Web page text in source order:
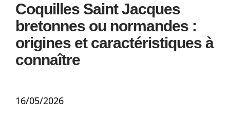
Coquilles Saint Jacques
bretonnes ou normandes :
origines et caractéristiques à
connaître
16/05/2026